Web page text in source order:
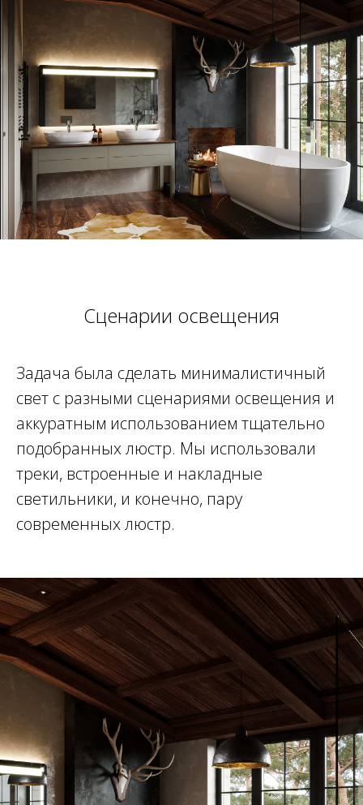
Сценарии освещения
Задача была сделать минималистичный
свет с разными сценариями освещения и
аккуратным использованием тщательно
подобранных люстр. Мы использовали
треки, встроенные и накладные
светильники, и конечно, пару
современных люстр.